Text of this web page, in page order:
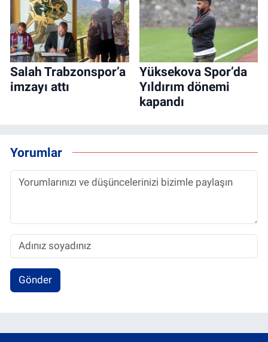
Salah Trabzonspor’a
imzayı attı
Yüksekova Spor’da
Yıldırım dönemi
kapandı
Yorumlar
Gönder